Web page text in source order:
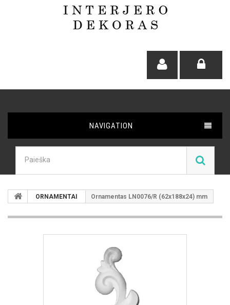
NAVIGATION
ORNAMENTAI Ornamentas LN0076/R (62x188x24) mm